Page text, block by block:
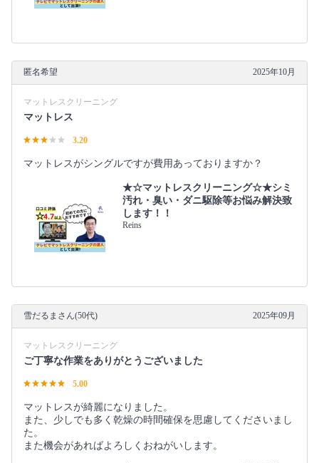
匿名希望 2025年10月
マットレスクリーニング
マットレス
3.20
マットレスがシングルですが費用あっておりますか？
★☆マットレスクリーニング☆★シミ
汚れ・臭い・ダニ駆除等お悩み解決致
します！！
Reins
雪だるまさん(50代) 2025年09月
マットレスクリーニング
ご丁寧な作業をありがとうございました
5.00
マットレスが綺麗になりました。
また、少しでも多く乾燥の時間確保を思慮してくださいまし
た。
また機会があればよろしくおねがいします。